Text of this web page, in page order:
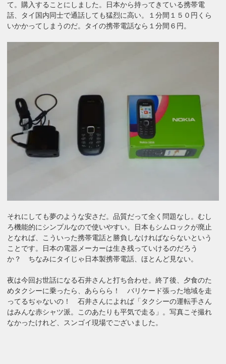
て。購入することにしました。日本から持ってきている携帯電
話、タイ国内同士で通話しても猛烈に高い。１分間１５０円くら
いかかってしまうのだ。タイの携帯電話なら１分間６円。
それにしても夢のような安さだ。品質だって全く問題なし。むし
ろ機能的にシンプルなので使いやすい。日本もシムロックが廃止
となれば、こういった携帯電話と勝負しなければならないという
ことです。日本の電器メーカーは生き残っていけるのだろう
か？ ちなみにタイじゃ日本製携帯電話、ほとんど見ない。
夜は今回お世話になる石井さんと打ち合わせ。終了後、夕食のた
めタクシーに乗ったら、あららら！ バリケード張った地域を走
ってるぢゃないの！ 石井さんによれば「タクシーの運転手さん
はみんな赤シャツ派。このあたりも平気で走る」。写真こそ撮れ
なかったけれど、スンゴイ現場でございました。